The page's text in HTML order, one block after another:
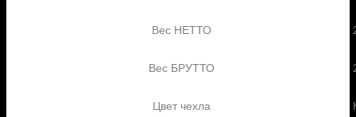
Вес НЕТТО
Вес БРУТТО
Цвет чехла